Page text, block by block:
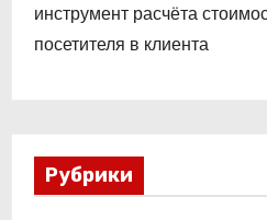
инструмент расчёта
посетителя в клиента
Рубрики